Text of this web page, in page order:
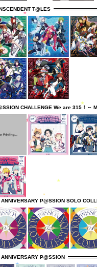
T@LES
CHALLENGE We are 315！～
P@SSION SOLO
P@SSION